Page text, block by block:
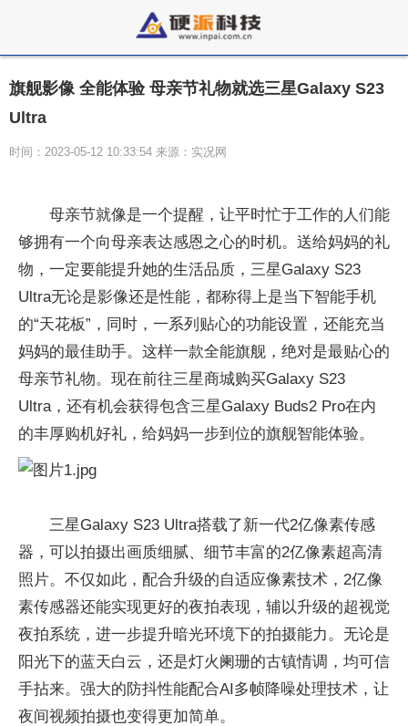
旗舰影像 全能体验 母亲节礼物就选三星Galaxy S23
Ultra
时间：2023-05-12 10:33:54 来源：实况网
母亲节就像是一个提醒，让平时忙于工作的人们能
够拥有一个向母亲表达感恩之心的时机。送给妈妈的礼
物，一定要能提升她的生活品质，三星Galaxy S23
Ultra无论是影像还是性能，都称得上是当下智能手机
的“天花板”，同时，一系列贴心的功能设置，还能充当
妈妈的最佳助手。这样一款全能旗舰，绝对是最贴心的
母亲节礼物。现在前往三星商城购买Galaxy S23
Ultra，还有机会获得包含三星Galaxy Buds2 Pro在内
的丰厚购机好礼，给妈妈一步到位的旗舰智能体验。
三星Galaxy S23 Ultra搭载了新一代2亿像素传感
器，可以拍摄出画质细腻、细节丰富的2亿像素超高清
照片。不仅如此，配合升级的自适应像素技术，2亿像
素传感器还能实现更好的夜拍表现，辅以升级的超视觉
夜拍系统，进一步提升暗光环境下的拍摄能力。无论是
阳光下的蓝天白云，还是灯火阑珊的古镇情调，均可信
手拈来。强大的防抖性能配合AI多帧降噪处理技术，让
夜间视频拍摄也变得更加简单。